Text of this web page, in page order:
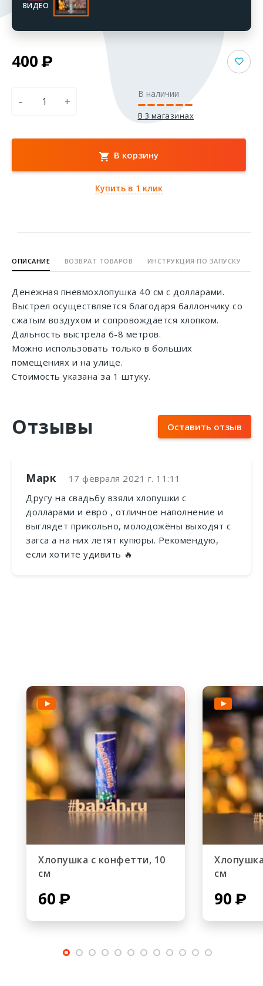
ВИДЕО
400
- +
В наличии
В 3 магазинах
В корзину
Купить в 1 клик
ОПИСАНИЕ ВОЗВРАТ ТОВАРОВ ИНСТРУКЦИЯ ПО ЗАПУСКУ
Денежная пневмохлопушка 40 см с долларами.
Выстрел осуществляется благодаря баллончику со
сжатым воздухом и сопровождается хлопком.
Дальность выстрела 6-8 метров.
Можно использовать только в больших
помещениях и на улице.
Стоимость указана за 1 штуку.
Отзывы Оставить отзыв
Марк
17 февраля 2021 г. 11:11
Другу на свадьбу взяли хлопушки с
долларами и евро , отличное наполнение и
выглядет прикольно, молодожёны выходят с
загса а на них летят купюры. Рекомендую,
если хотите удивить 🔥
Хлопушка с конфетти, 10
см
60
см
90